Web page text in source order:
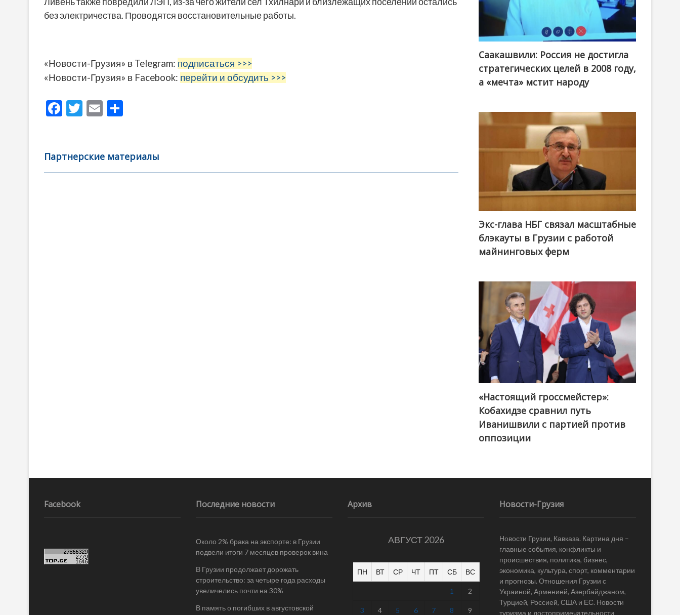
без электричества. Проводятся восстановительные работы.
«Новости-Грузия» в Telegram: подписаться >>>
«Новости-Грузия» в Facebook: перейти и обсудить >>>
F
b
o
T
er
E
l
а
в
Партнерские материалы
Саакашвили: Россия не достигла
стратегических целей в 2008 году,
а «мечта» мстит народу
Экс-глава НБГ связал масштабные
блэкауты в Грузии с работой
майнинговых ферм
@ქართული ოცნება / Georgian Dream
«Настоящий гроссмейстер»:
Кобахидзе сравнил путь
Иванишвили с партией против
оппозиции
Facebook Последние новости
Около 2% брака на экспорте: в Грузии
подвели итоги 7 месяцев проверок вина
В Грузии продолжает дорожать
строительство: за четыре года расходы
увеличелись почти на 30%
В память о погибших в августовской
Архив
АВГУСТ 2026
ПН ВТ СР ЧТ ПТ СБ ВС
1 2
3 4 5 6 7 8 9
Новости-Грузия
Новости Грузии, Кавказа. Картина дня –
главные события, конфликты и
происшествия, политика, бизнес,
экономика, культура, спорт, комментарии
и прогнозы. Отношения Грузии с
Украиной, Арменией, Азербайджаном,
Турцией, Россией, США и ЕС. Новости
туризма и достопримечательности